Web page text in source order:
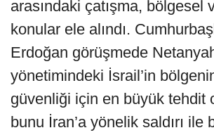
arasındaki çatışma, bölgesel
konular ele alındı.
Erdoğan görüşmede
yönetimindeki İsrail’in
güvenliği için en büyük tehdit
bunu İran’a yönelik saldırı ile